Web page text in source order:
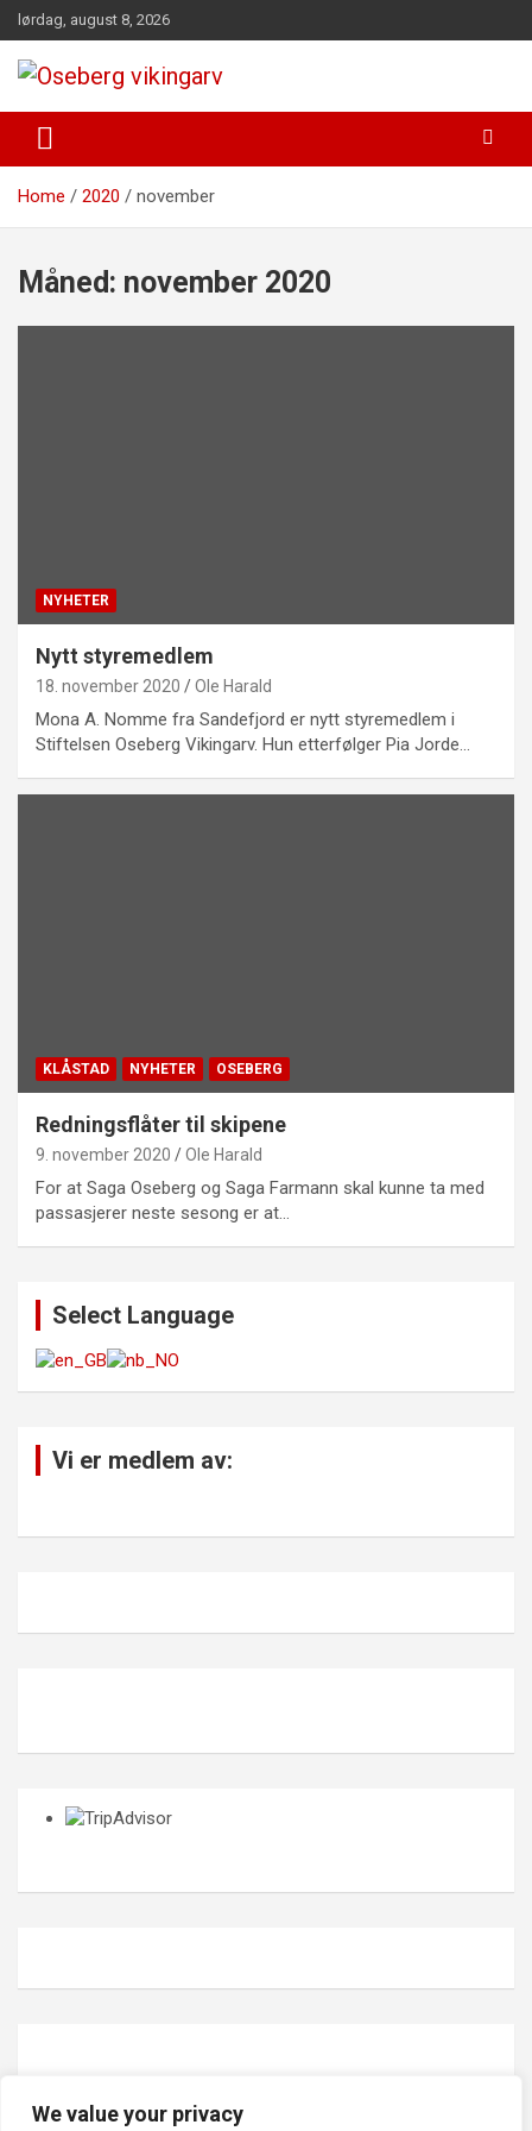
We value your privacy
Skip
to
content
lørdag, august 8, 2026
Oseberg vikingarv
Home 2020 november
Måned: november 2020
NYHETER
Nytt styremedlem
18. november 2020 Ole Harald
Mona A. Nomme fra Sandefjord er nytt styremedlem i
Stiftelsen Oseberg Vikingarv. Hun etterfølger Pia Jorde…
KLÅSTAD NYHETER OSEBERG
Redningsflåter til skipene
9. november 2020 Ole Harald
For at Saga Oseberg og Saga Farmann skal kunne ta med
passasjerer neste sesong er at…
Select Language
Vi er medlem av: